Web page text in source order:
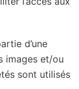
d’une
images et/ou
sont utilisés